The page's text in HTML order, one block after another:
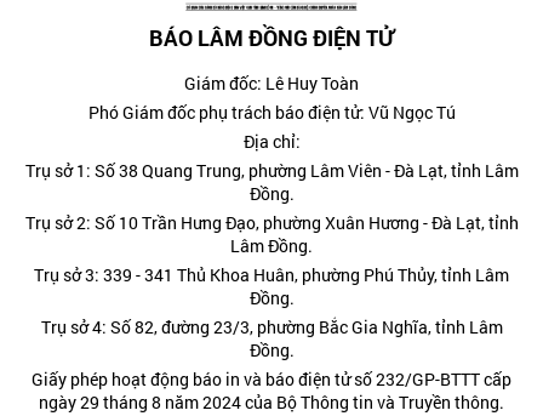
BÁO LÂM ĐỒNG ĐIỆN TỬ
Giám đốc: Lê Huy Toàn
Phó Giám đốc phụ trách báo điện tử: Vũ Ngọc Tú
Địa chỉ:
Trụ sở 1: Số 38 Quang Trung, phường Lâm Viên - Đà Lạt, tỉnh Lâm
Đồng.
Trụ sở 2: Số 10 Trần Hưng Đạo, phường Xuân Hương - Đà Lạt, tỉnh
Lâm Đồng.
Trụ sở 3: 339 - 341 Thủ Khoa Huân, phường Phú Thủy, tỉnh Lâm
Đồng.
Trụ sở 4: Số 82, đường 23/3, phường Bắc Gia Nghĩa, tỉnh Lâm
Đồng.
Giấy phép hoạt động báo in và báo điện tử số 232/GP-BTTT cấp
ngày 29 tháng 8 năm 2024 của Bộ Thông tin và Truyền thông.